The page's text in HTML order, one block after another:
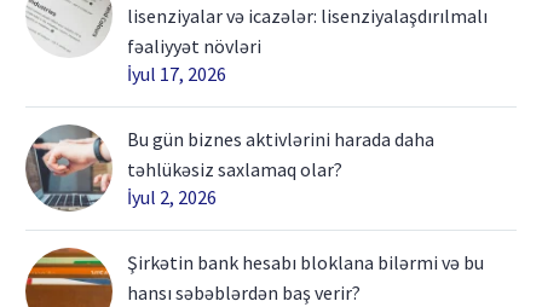
lisenziyalar və icazələr: lisenziyalaşdırılmalı
fəaliyyət növləri
İyul 17, 2026
Bu gün biznes aktivlərini harada daha
təhlükəsiz saxlamaq olar?
İyul 2, 2026
Şirkətin bank hesabı bloklana bilərmi və bu
hansı səbəblərdən baş verir?